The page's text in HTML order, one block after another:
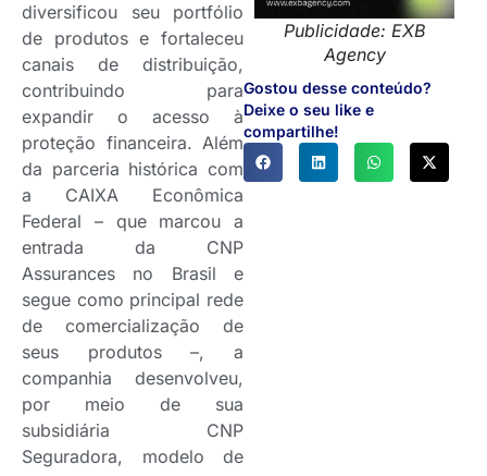
Publicidade: EXB
Agency
Gostou desse conteúdo?
Deixe o seu like e
compartilhe!
diversificou seu portfólio
de produtos e fortaleceu
canais de distribuição,
contribuindo para
expandir o acesso à
proteção financeira. Além
da parceria histórica com
a CAIXA Econômica
Federal – que marcou a
entrada da CNP
Assurances no Brasil e
segue como principal rede
de comercialização de
seus produtos –, a
companhia desenvolveu,
por meio de sua
subsidiária CNP
Seguradora, modelo de